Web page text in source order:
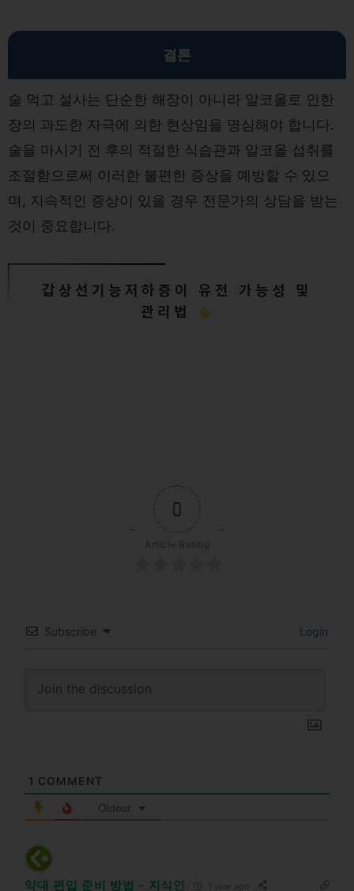
결론
술 먹고 설사는 단순한 해장이 아니라 알코올로 인한
장의 과도한 자극에 의한 현상임을 명심해야 합니다.
술을 마시기 전 후의 적절한 식습관과 알코올 섭취를
조절함으로써 이러한 불편한 증상을 예방할 수 있으
며, 지속적인 증상이 있을 경우 전문가의 상담을 받는
것이 중요합니다.
갑상선기능저하증이 유전 가능성 및
관리법
0
Article Rating
Subscribe Login
1 COMMENT
Oldest
약대 편입 준비 방법 - 지식인